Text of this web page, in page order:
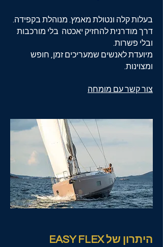
בעלות קלה ונטולת מאמץ. מנוהלת בקפידה.
דרך מודרנית להחזיק יאכטה בלי מורכבות
ובלי פשרות.
מיועדת לאנשים שמעריכים זמן, חופש
ומצוינות.
צור קשר עם מומחה
היתרון של EASY FLEX